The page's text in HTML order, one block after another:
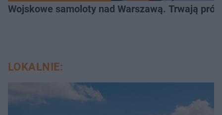
Wojskowe samoloty nad Warszawą. Trwają
LOKALNIE: